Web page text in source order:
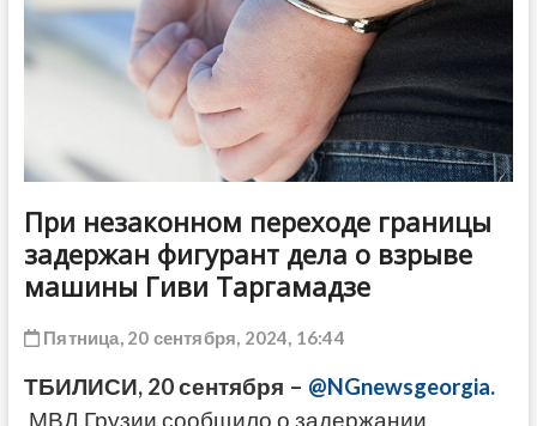
При незаконном переходе границы
задержан фигурант дела о взрыве
машины Гиви Таргамадзе
Пятница, 20 сентября, 2024, 16:44
ТБИЛИСИ, 20 сентября – @NGnewsgeorgia.
МВД Грузии сообщило о задержании